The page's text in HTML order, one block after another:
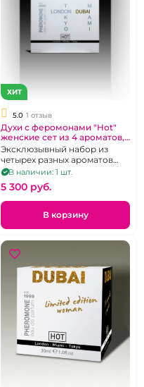
ХИТ
5.0 1 отзыв
Духи с феромонами "Hot"
женские сет из 4 ароматов,
4х5 мл
Эксклюзывный набор из
четырех разных ароматов
небольшого размера.
Объем-5мл.
В наличии: 1 шт.
5 300 pуб.
В корзину